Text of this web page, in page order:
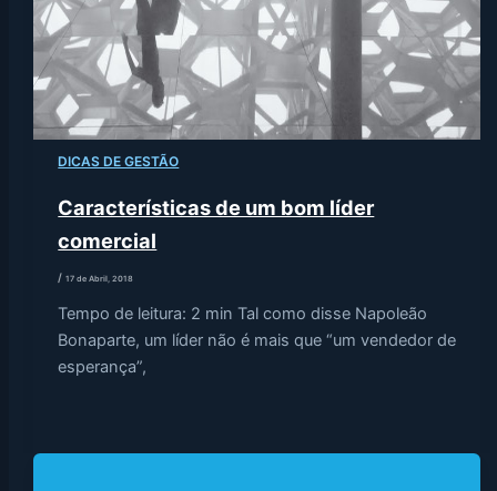
DICAS DE GESTÃO
Características de um bom líder
comercial
/17 de Abril, 2018
Tempo de leitura: 2 min Tal como disse Napoleão
Bonaparte, um líder não é mais que “um vendedor de
esperança”,